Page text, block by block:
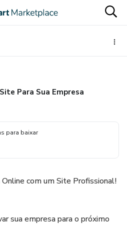
Para Sua Empresa
para baixar
com um Site Profissional!
sua empresa para o próximo